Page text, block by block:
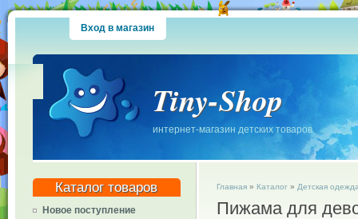
Вход в магазин
Tiny-Shop
интернет-магазин детских товаров
Каталог товаров
Новое поступление
Главная» Каталог» Детская
Пижама для